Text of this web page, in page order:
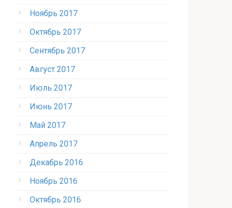
Ноябрь 2017
Октябрь 2017
Сентябрь 2017
Август 2017
Июль 2017
Июнь 2017
Май 2017
Апрель 2017
Декабрь 2016
Ноябрь 2016
Октябрь 2016